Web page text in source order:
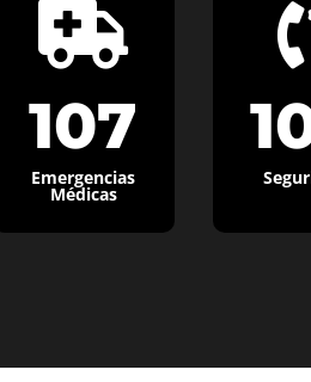

107
Emergencias
Médicas